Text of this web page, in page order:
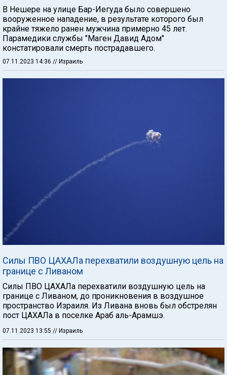
В Нешере на улице Бар-Иегуда было совершено
вооруженное нападение, в результате которого был
крайне тяжело ранен мужчина примерно 45 лет.
Парамедики службы "Маген Давид Адом"
констатировали смерть пострадавшего.
07.11.2023 14:36 // Израиль
Силы ПВО ЦАХАЛа перехватили воздушную цель на
границе с Ливаном
Силы ПВО ЦАХАЛа перехватили воздушную цель на
границе с Ливаном, до проникновения в воздушное
пространство Израиля. Из Ливана вновь был обстрелян
пост ЦАХАЛа в поселке Араб аль-Арамшэ.
07.11.2023 13:55 // Израиль